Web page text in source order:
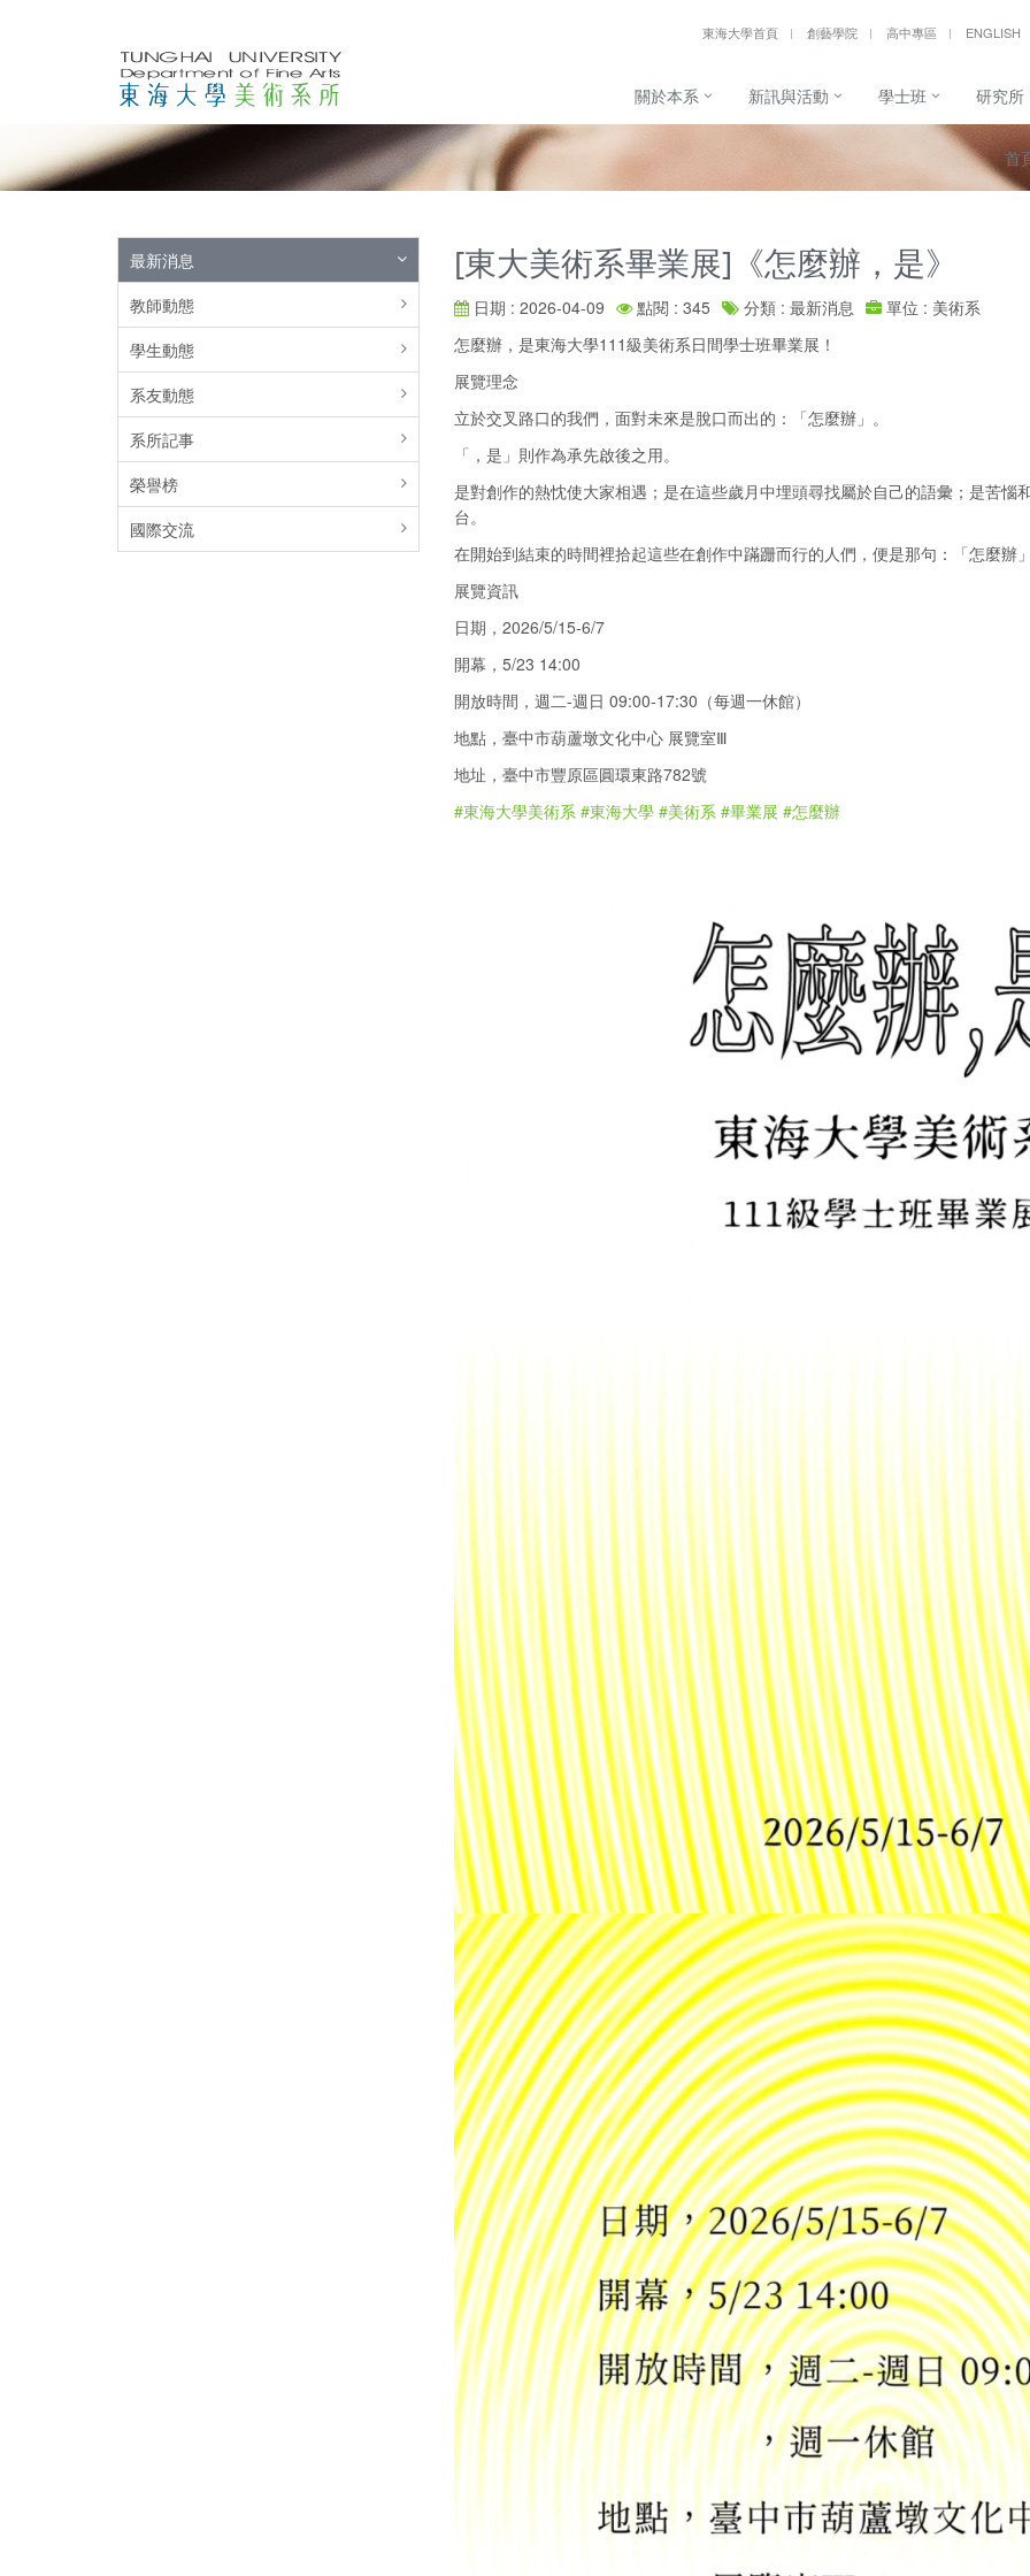
東海大學首頁 創藝學院 高中專區 ENGLISH
關於本系 新訊與活動 學士班 研究所
首
最新消息
教師動態
學生動態
系友動態
系所記事
榮譽榜
國際交流
[東大美術系畢業展]《怎麼辦，是》
日期 : 2026-04-09 點閱 : 345 分類 : 最新消息
單位 : 美術系
怎麼辦，是東海大學111級美術系日間學士班畢業展！
展覽理念
立於交叉路口的我們，面對未來是脫口而出的：「怎麼辦」。
「，是」則作為承先啟後之用。
是對創作的熱忱使大家相遇；是在這些歲月中埋頭尋找屬於自己的語彙；是苦
台。
在開始到結束的時間裡拾起這些在創作中蹣跚而行的人們，便是那句：「怎麼辦
展覽資訊
日期，2026/5/15-6/7
開幕，5/23 14:00
開放時間，週二-週日 09:00-17:30（每週一休館）
地點，臺中市葫蘆墩文化中心 展覽室Ⅲ
地址，臺中市豐原區圓環東路782號
#東海大學美術系 #東海大學 #美術系 #畢業展 #怎麼辦